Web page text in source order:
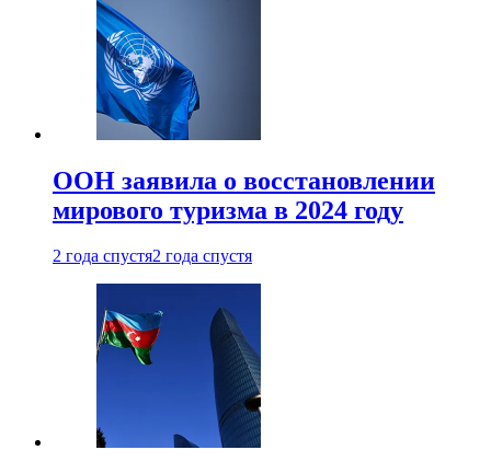
ООН заявила о восстановлении
мирового туризма в 2024 году
2 года спустя2 года спустя